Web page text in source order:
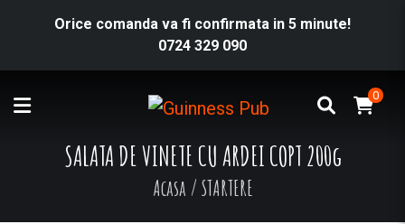
Orice comanda va fi confirmata in 5 minute!
0724 329 090
0
SALATA DE VINETE CU ARDEI COPT 200g
Acasa / STARTERE